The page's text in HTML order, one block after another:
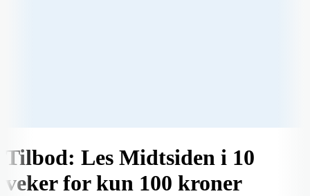
Tilbod: Les Midtsiden i 10
veker for kun 100 kroner